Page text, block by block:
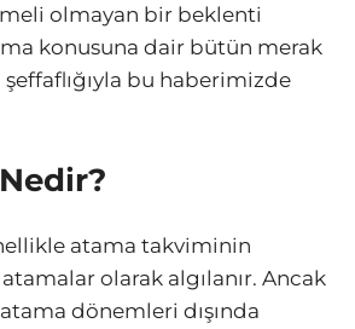
olmayan bir beklenti
konusuna dair bütün merak
bu haberimizde
atama takviminin
atamalar olarak algılanır. Ancak
dönemleri dışında